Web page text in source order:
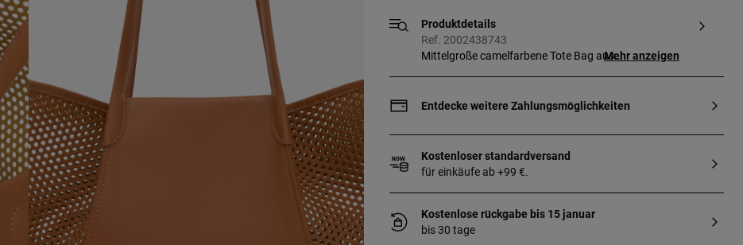
Produktdetails
Ref. 2002438743
Mittelgroße camelfarbene Tote Bag aus
Schulterriemen. Abmessungen
Mehr anzeigen
Entdecke weitere Zahlungsmöglichkeiten
Kostenloser standardversand
für einkäufe ab +99 €.
Kostenlose rückgabe bis 15 januar
bis 30 tage